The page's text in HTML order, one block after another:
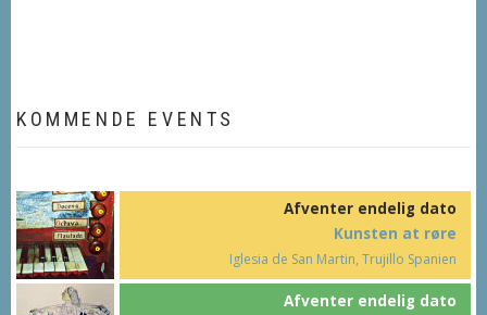
KOMMENDE EVENTS
Afventer endelig dato
Kunsten at røre
Iglesia de San Martin, Trujillo Spanien
Afventer endelig dato